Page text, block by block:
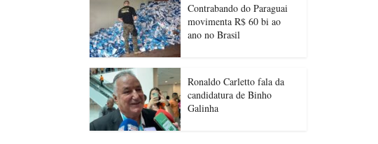
Contrabando do Paraguai
movimenta R$ 60 bi ao
ano no Brasil
Ronaldo Carletto fala da
candidatura de Binho
Galinha